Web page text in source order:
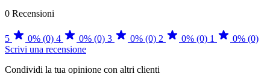
0 Recensioni
5 0% (0) 4 0% (0) 3 0% (0) 2 0% (0) 1
0% (0)
Scrivi una recensione
Condividi la tua opinione con altri clienti